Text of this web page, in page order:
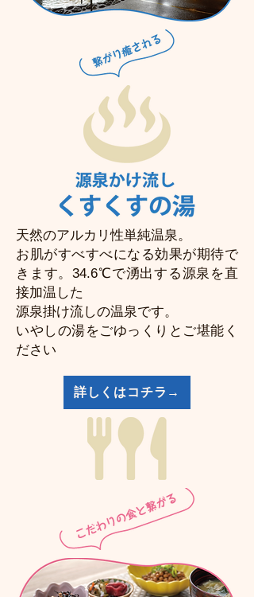
天然のアルカリ性単純温泉。
お肌がすべすべになる効果が期待で
きます。34.6℃で湧出する源泉を直
接加温した
源泉掛け流しの温泉です。
いやしの湯をごゆっくりとご堪能く
ださい
詳しくはコチラ→